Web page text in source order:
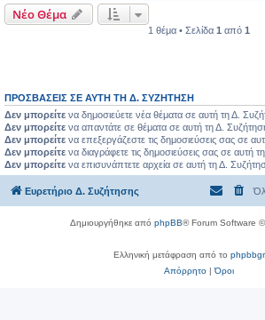
Νέο Θέμα
1 θέμα • Σελίδα 1 από 1
ΠΡΟΣΒΆΣΕΙΣ ΣΕ ΑΥΤΉ ΤΗ Δ. ΣΥΖΉΤΗΣΗ
Δεν μπορείτε να δημοσιεύετε νέα θέματα σε αυτή τη Δ.
Δεν μπορείτε να απαντάτε σε θέματα σε αυτή τη Δ.
Δεν μπορείτε να επεξεργάζεστε τις δημοσιεύσεις σας σε
Δεν μπορείτε να διαγράφετε τις δημοσιεύσεις σας σε αυτή
Δεν μπορείτε να επισυνάπτετε αρχεία σε αυτή τη Δ.
Ευρετήριο Δ. Συζήτησης
Δημιουργήθηκε από phpBB® Forum Software
Ελληνική μετάφραση από το
Απόρρητο|Όροι